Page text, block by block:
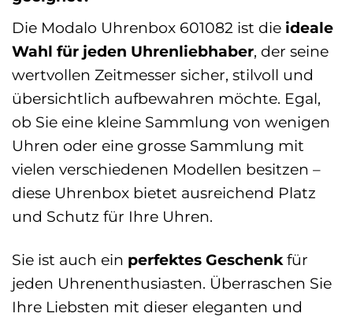
Die Modalo Uhrenbox 601082 ist die ideale
Wahl für jeden Uhrenliebhaber, der seine
wertvollen Zeitmesser sicher, stilvoll und
übersichtlich aufbewahren möchte. Egal,
ob Sie eine kleine Sammlung von wenigen
Uhren oder eine grosse Sammlung mit
vielen verschiedenen Modellen besitzen –
diese Uhrenbox bietet ausreichend Platz
und Schutz für Ihre Uhren.
Sie ist auch ein perfektes Geschenk für
jeden Uhrenenthusiasten. Überraschen Sie
Ihre Liebsten mit dieser eleganten und